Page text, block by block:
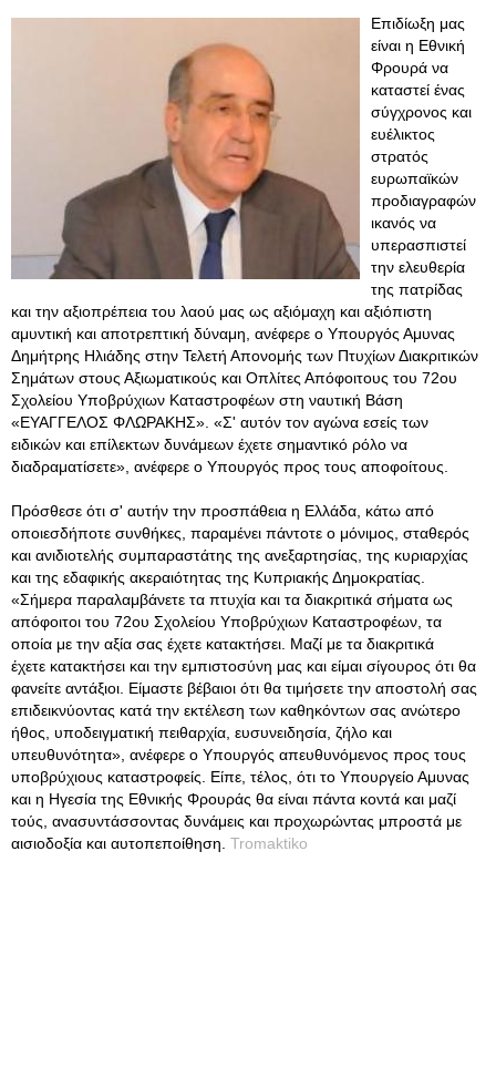
Επιδίωξη μας
είναι η Εθνική
Φρουρά να
καταστεί ένας
σύγχρονος και
ευέλικτος
στρατός
ευρωπαϊκών
προδιαγραφών
ικανός να
υπερασπιστεί
την ελευθερία
της πατρίδας
και την αξιοπρέπεια του λαού μας ως αξιόμαχη και αξιόπιστη
αμυντική και αποτρεπτική δύναμη, ανέφερε ο Υπουργός Αμυνας
Δημήτρης Ηλιάδης στην Τελετή Απονομής των Πτυχίων Διακριτικών
Σημάτων στους Αξιωματικούς και Οπλίτες Απόφοιτους του 72ου
Σχολείου Υποβρύχιων Καταστροφέων στη ναυτική Βάση
«ΕΥΑΓΓΕΛΟΣ ΦΛΩΡΑΚΗΣ». «Σ' αυτόν τον αγώνα εσείς των
ειδικών και επίλεκτων δυνάμεων έχετε σημαντικό ρόλο να
διαδραματίσετε», ανέφερε ο Υπουργός προς τους αποφοίτους.
Πρόσθεσε ότι σ' αυτήν την προσπάθεια η Ελλάδα, κάτω από
οποιεσδήποτε συνθήκες, παραμένει πάντοτε ο μόνιμος, σταθερός
και ανιδιοτελής συμπαραστάτης της ανεξαρτησίας, της κυριαρχίας
και της εδαφικής ακεραιότητας της Κυπριακής Δημοκρατίας.
«Σήμερα παραλαμβάνετε τα πτυχία και τα διακριτικά σήματα ως
απόφοιτοι του 72ου Σχολείου Υποβρύχιων Καταστροφέων, τα
οποία με την αξία σας έχετε κατακτήσει . Μαζί με τα διακριτικά
έχετε κατακτήσει και την εμπιστοσύνη μας και είμαι σίγουρος ότι θα
φανείτε αντάξιοι. Είμαστε βέβαιοι ότι θα τιμήσετε την αποστολή σας
επιδεικνύοντας κατά την εκτέλεση των καθηκόντων σας ανώτερο
ήθος, υποδειγματική πειθαρχία, ευσυνειδησία, ζήλο και
υπευθυνότητα», ανέφερε ο Υπουργός απευθυνόμενος προς τους
υποβρύχιους καταστροφείς. Είπε, τέλος, ότι το Υπουργείο Αμυνας
και η Ηγεσία της Εθνικής Φρουράς θα είναι πάντα κοντά και μαζί
τούς, ανασυντάσσοντας δυνάμεις και προχωρώντας μπροστά με
αισιοδοξία και αυτοπεποίθηση. Tromaktiko